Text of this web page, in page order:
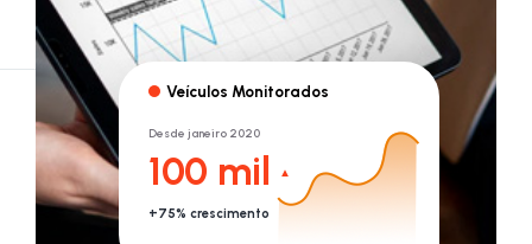
Veículos Monitorados
Desde janeiro 2020
100 mil
+75% crescimento